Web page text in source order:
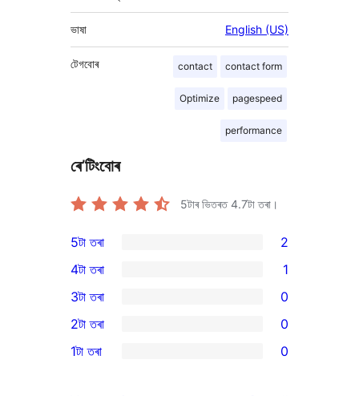
ভাষা English (US)
contact contact form
Optimize pagespeed
performance
টেগবোৰ
ৰে’টিংবোৰ
5টাৰ ভিতৰত4.7টা তৰা।
2
5-
star
reviews
5টা তৰা 2
4-
star
review
4টা তৰা 1
0
3-
star
3টা তৰা 0
2-
2টা তৰা 0
1টা তৰা 0